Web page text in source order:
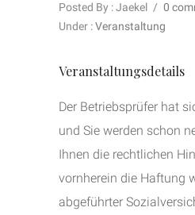
Posted By : Jaekel / 0
Under :Veranstaltung
Veranstaltungsdetails
Der Betriebsprüfer hat
und Sie werden schon
Ihnen die rechtlichen
vornherein die Haftung
abgeführter